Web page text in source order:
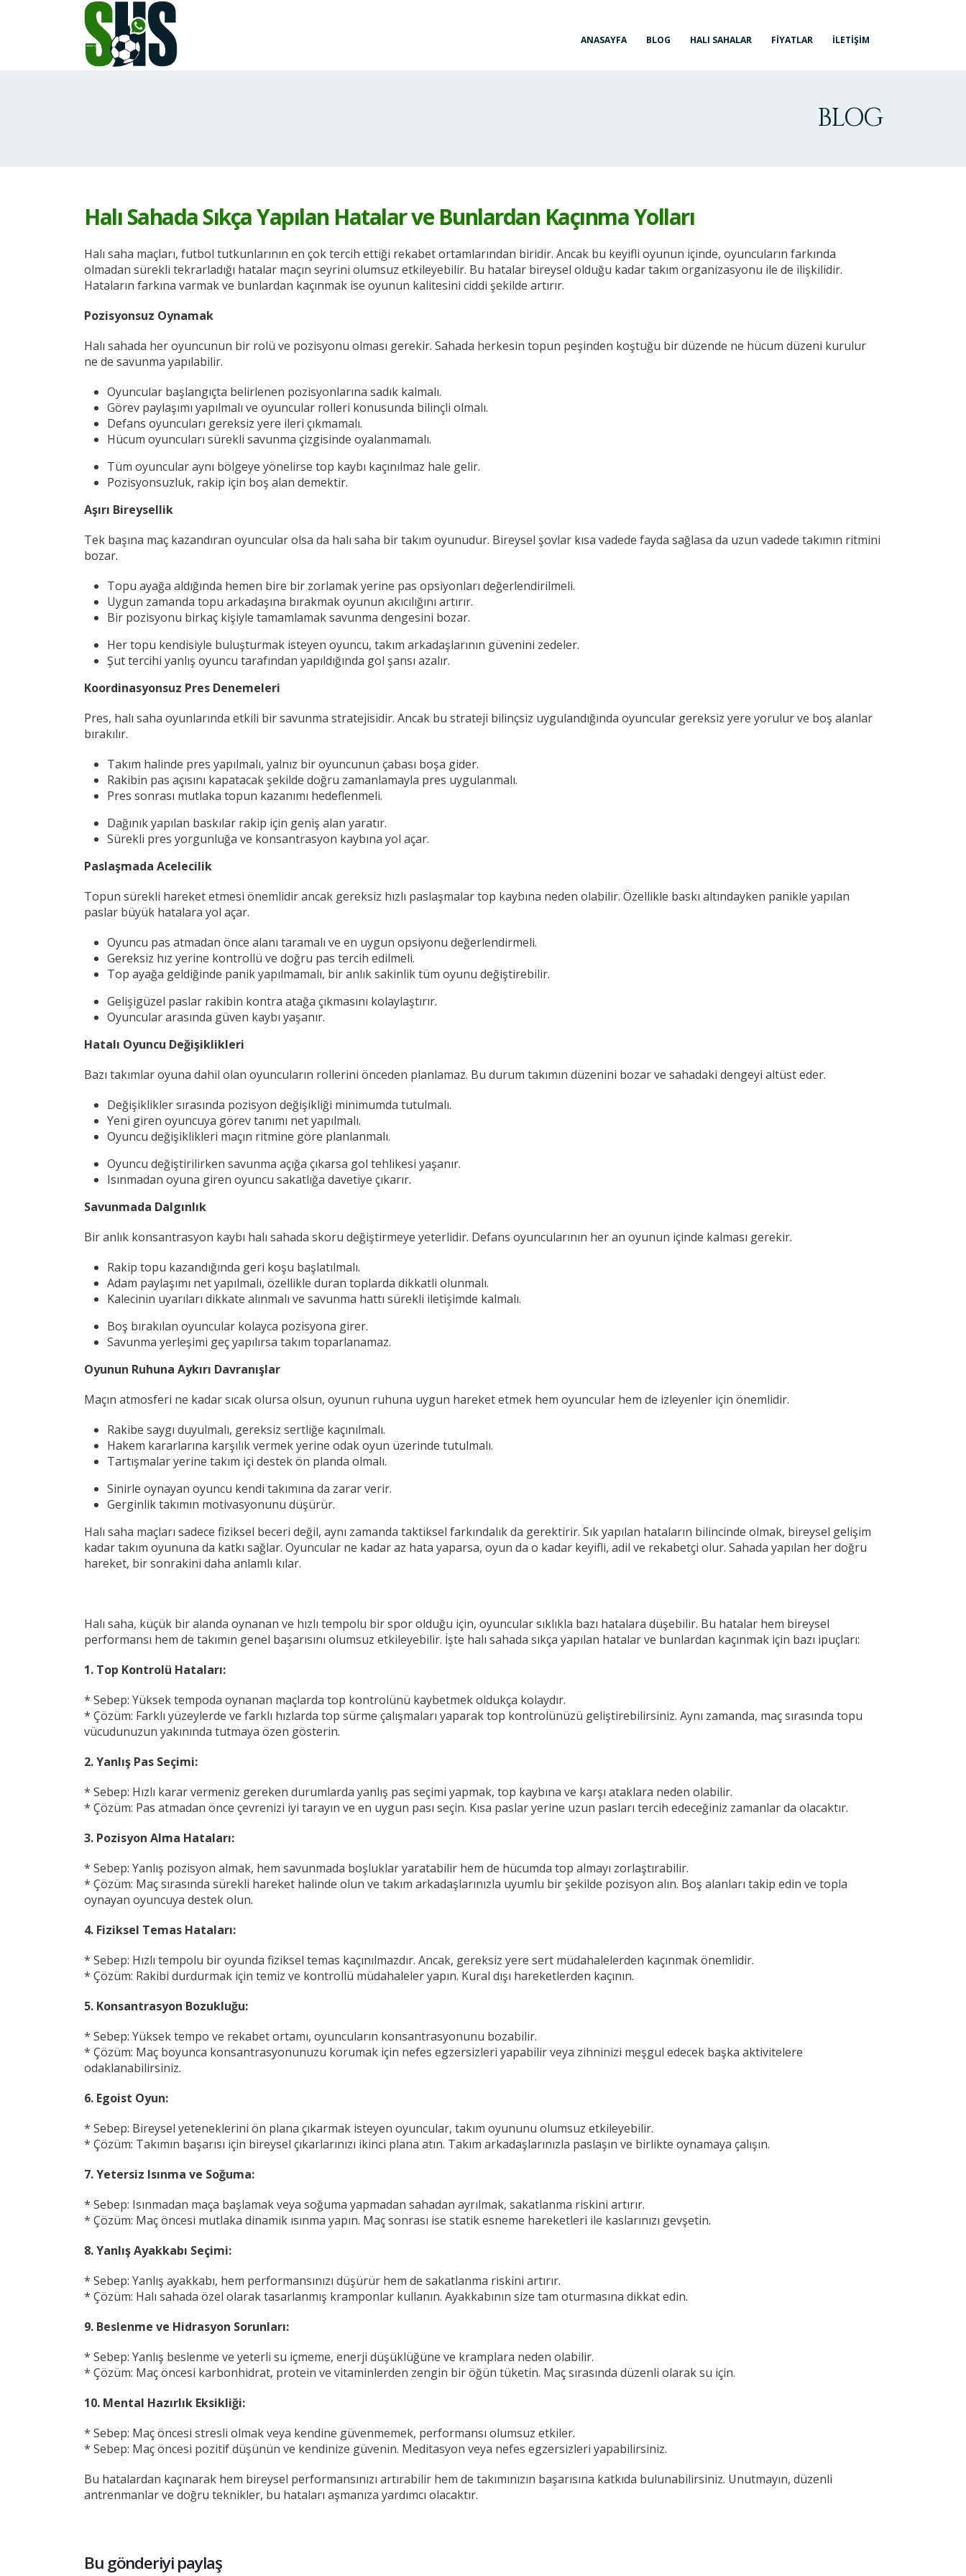
ANASAYFA BLOG HALI SAHALAR FIYATLAR İLETIŞIM
BLOG
Halı Sahada Sıkça Yapılan Hatalar ve Bunlardan Kaçınma Yolları
Halı saha maçları, futbol tutkunlarının en çok tercih ettiği rekabet ortamlarından biridir. Ancak bu keyifli oyunun içinde, oyuncuların farkında
olmadan sürekli tekrarladığı hatalar maçın seyrini olumsuz etkileyebilir. Bu hatalar bireysel olduğu kadar takım organizasyonu ile de ilişkilidir.
Hataların farkına varmak ve bunlardan kaçınmak ise oyunun kalitesini ciddi şekilde artırır.
Pozisyonsuz Oynamak
Halı sahada her oyuncunun bir rolü ve pozisyonu olması gerekir. Sahada herkesin topun peşinden koştuğu bir düzende ne hücum düzeni kurulur
ne de savunma yapılabilir.
Oyuncular başlangıçta belirlenen pozisyonlarına sadık kalmalı.
Görev paylaşımı yapılmalı ve oyuncular rolleri konusunda bilinçli olmalı.
Defans oyuncuları gereksiz yere ileri çıkmamalı.
Hücum oyuncuları sürekli savunma çizgisinde oyalanmamalı.
Tüm oyuncular aynı bölgeye yönelirse top kaybı kaçınılmaz hale gelir.
Pozisyonsuzluk, rakip için boş alan demektir.
Aşırı Bireysellik
Tek başına maç kazandıran oyuncular olsa da halı saha bir takım oyunudur. Bireysel şovlar kısa vadede fayda sağlasa da uzun vadede takımın ritmini
bozar.
Topu ayağa aldığında hemen bire bir zorlamak yerine pas opsiyonları değerlendirilmeli.
Uygun zamanda topu arkadaşına bırakmak oyunun akıcılığını artırır.
Bir pozisyonu birkaç kişiyle tamamlamak savunma dengesini bozar.
Her topu kendisiyle buluşturmak isteyen oyuncu, takım arkadaşlarının güvenini zedeler.
Şut tercihi yanlış oyuncu tarafından yapıldığında gol şansı azalır.
Koordinasyonsuz Pres Denemeleri
Pres, halı saha oyunlarında etkili bir savunma stratejisidir. Ancak bu strateji bilinçsiz uygulandığında oyuncular gereksiz yere yorulur ve boş alanlar
bırakılır.
Takım halinde pres yapılmalı, yalnız bir oyuncunun çabası boşa gider.
Rakibin pas açısını kapatacak şekilde doğru zamanlamayla pres uygulanmalı.
Pres sonrası mutlaka topun kazanımı hedeflenmeli.
Dağınık yapılan baskılar rakip için geniş alan yaratır.
Sürekli pres yorgunluğa ve konsantrasyon kaybına yol açar.
Paslaşmada Acelecilik
Topun sürekli hareket etmesi önemlidir ancak gereksiz hızlı paslaşmalar top kaybına neden olabilir. Özellikle baskı altındayken panikle yapılan
paslar büyük hatalara yol açar.
Oyuncu pas atmadan önce alanı taramalı ve en uygun opsiyonu değerlendirmeli.
Gereksiz hız yerine kontrollü ve doğru pas tercih edilmeli.
Top ayağa geldiğinde panik yapılmamalı, bir anlık sakinlik tüm oyunu değiştirebilir.
Gelişigüzel paslar rakibin kontra atağa çıkmasını kolaylaştırır.
Oyuncular arasında güven kaybı yaşanır.
Hatalı Oyuncu Değişiklikleri
Bazı takımlar oyuna dahil olan oyuncuların rollerini önceden planlamaz. Bu durum takımın düzenini bozar ve sahadaki dengeyi altüst eder.
Değişiklikler sırasında pozisyon değişikliği minimumda tutulmalı.
Yeni giren oyuncuya görev tanımı net yapılmalı.
Oyuncu değişiklikleri maçın ritmine göre planlanmalı.
Oyuncu değiştirilirken savunma açığa çıkarsa gol tehlikesi yaşanır.
Isınmadan oyuna giren oyuncu sakatlığa davetiye çıkarır.
Savunmada Dalgınlık
Bir anlık konsantrasyon kaybı halı sahada skoru değiştirmeye yeterlidir. Defans oyuncularının her an oyunun içinde kalması gerekir.
Rakip topu kazandığında geri koşu başlatılmalı.
Adam paylaşımı net yapılmalı, özellikle duran toplarda dikkatli olunmalı.
Kalecinin uyarıları dikkate alınmalı ve savunma hattı sürekli iletişimde kalmalı.
Boş bırakılan oyuncular kolayca pozisyona girer.
Savunma yerleşimi geç yapılırsa takım toparlanamaz.
Oyunun Ruhuna Aykırı Davranışlar
Maçın atmosferi ne kadar sıcak olursa olsun, oyunun ruhuna uygun hareket etmek hem oyuncular hem de izleyenler için önemlidir.
Rakibe saygı duyulmalı, gereksiz sertliğe kaçınılmalı.
Hakem kararlarına karşılık vermek yerine odak oyun üzerinde tutulmalı.
Tartışmalar yerine takım içi destek ön planda olmalı.
Sinirle oynayan oyuncu kendi takımına da zarar verir.
Gerginlik takımın motivasyonunu düşürür.
Halı saha maçları sadece fiziksel beceri değil, aynı zamanda taktiksel farkındalık da gerektirir. Sık yapılan hataların bilincinde olmak, bireysel gelişim
kadar takım oyununa da katkı sağlar. Oyuncular ne kadar az hata yaparsa, oyun da o kadar keyifli, adil ve rekabetçi olur. Sahada yapılan her doğru
hareket, bir sonrakini daha anlamlı kılar.
Halı saha, küçük bir alanda oynanan ve hızlı tempolu bir spor olduğu için, oyuncular sıklıkla bazı hatalara düşebilir. Bu hatalar hem bireysel
performansı hem de takımın genel başarısını olumsuz etkileyebilir. İşte halı sahada sıkça yapılan hatalar ve bunlardan kaçınmak için bazı ipuçları:
1. Top Kontrolü Hataları:
* Sebep: Yüksek tempoda oynanan maçlarda top kontrolünü kaybetmek oldukça kolaydır.
* Çözüm: Farklı yüzeylerde ve farklı hızlarda top sürme çalışmaları yaparak top kontrolünüzü geliştirebilirsiniz. Aynı zamanda, maç sırasında topu
vücudunuzun yakınında tutmaya özen gösterin.
2. Yanlış Pas Seçimi:
* Sebep: Hızlı karar vermeniz gereken durumlarda yanlış pas seçimi yapmak, top kaybına ve karşı ataklara neden olabilir.
* Çözüm: Pas atmadan önce çevrenizi iyi tarayın ve en uygun pası seçin. Kısa paslar yerine uzun pasları tercih edeceğiniz zamanlar da olacaktır.
3. Pozisyon Alma Hataları:
* Sebep: Yanlış pozisyon almak, hem savunmada boşluklar yaratabilir hem de hücumda top almayı zorlaştırabilir.
* Çözüm: Maç sırasında sürekli hareket halinde olun ve takım arkadaşlarınızla uyumlu bir şekilde pozisyon alın. Boş alanları takip edin ve topla
oynayan oyuncuya destek olun.
4. Fiziksel Temas Hataları:
* Sebep: Hızlı tempolu bir oyunda fiziksel temas kaçınılmazdır. Ancak, gereksiz yere sert müdahalelerden kaçınmak önemlidir.
* Çözüm: Rakibi durdurmak için temiz ve kontrollü müdahaleler yapın. Kural dışı hareketlerden kaçının.
5. Konsantrasyon Bozukluğu:
* Sebep: Yüksek tempo ve rekabet ortamı, oyuncuların konsantrasyonunu bozabilir.
* Çözüm: Maç boyunca konsantrasyonunuzu korumak için nefes egzersizleri yapabilir veya zihninizi meşgul edecek başka aktivitelere
odaklanabilirsiniz.
6. Egoist Oyun:
* Sebep: Bireysel yeteneklerini ön plana çıkarmak isteyen oyuncular, takım oyununu olumsuz etkileyebilir.
* Çözüm: Takımın başarısı için bireysel çıkarlarınızı ikinci plana atın. Takım arkadaşlarınızla paslaşın ve birlikte oynamaya çalışın.
7. Yetersiz Isınma ve Soğuma:
* Sebep: Isınmadan maça başlamak veya soğuma yapmadan sahadan ayrılmak, sakatlanma riskini artırır.
* Çözüm: Maç öncesi mutlaka dinamik ısınma yapın. Maç sonrası ise statik esneme hareketleri ile kaslarınızı gevşetin.
8. Yanlış Ayakkabı Seçimi:
* Sebep: Yanlış ayakkabı, hem performansınızı düşürür hem de sakatlanma riskini artırır.
* Çözüm: Halı sahada özel olarak tasarlanmış kramponlar kullanın. Ayakkabının size tam oturmasına dikkat edin.
9. Beslenme ve Hidrasyon Sorunları:
* Sebep: Yanlış beslenme ve yeterli su içmeme, enerji düşüklüğüne ve kramplara neden olabilir.
* Çözüm: Maç öncesi karbonhidrat, protein ve vitaminlerden zengin bir öğün tüketin. Maç sırasında düzenli olarak su için.
10. Mental Hazırlık Eksikliği:
* Sebep: Maç öncesi stresli olmak veya kendine güvenmemek, performansı olumsuz etkiler.
* Sebep: Maç öncesi pozitif düşünün ve kendinize güvenin. Meditasyon veya nefes egzersizleri yapabilirsiniz.
Bu hatalardan kaçınarak hem bireysel performansınızı artırabilir hem de takımınızın başarısına katkıda bulunabilirsiniz. Unutmayın, düzenli
antrenmanlar ve doğru teknikler, bu hataları aşmanıza yardımcı olacaktır.
Bu gönderiyi paylaş